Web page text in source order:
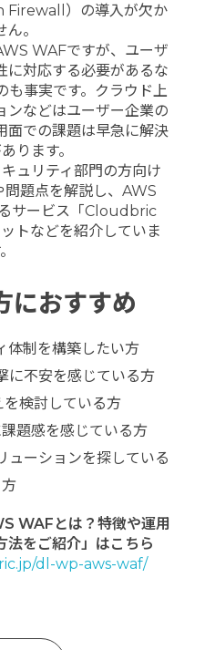
）の導入が欠か
。
WAFですが、ユーザ
に対応する必要があるな
も事実です。クラウド上
ンなどはユーザー企業の
面での課題は早急に解決
ります。
ュリティ部門の方向け
題点を解説し、AWS
サービス「Cloudbric
トなどを紹介していま
におすすめ
体制を構築したい方
に不安を感じている方
検討している方
題感を感じている方
ューションを探している
方
WAFとは？特徴や運用
法をご紹介 」はこちら
dl-wp-aws-waf/